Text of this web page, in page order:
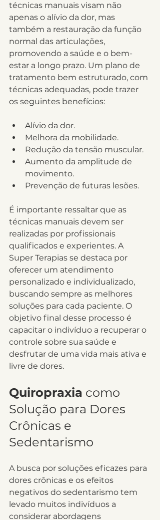
técnicas manuais visam não
apenas o alívio da dor, mas
também a restauração da função
normal das articulações,
promovendo a saúde e o bem-
estar a longo prazo. Um plano de
tratamento bem estruturado, com
técnicas adequadas, pode trazer
os seguintes benefícios:
Alívio da dor.
Melhora da mobilidade.
Redução da tensão muscular.
Aumento da amplitude de
movimento.
Prevenção de futuras lesões.
É importante ressaltar que as
técnicas manuais devem ser
realizadas por profissionais
qualificados e experientes. A
Super Terapias se destaca por
oferecer um atendimento
personalizado e individualizado,
buscando sempre as melhores
soluções para cada paciente. O
objetivo final desse processo é
capacitar o indivíduo a recuperar o
controle sobre sua saúde e
desfrutar de uma vida mais ativa e
livre de dores.
Quiropraxia como
Solução para Dores
Crônicas e
Sedentarismo
A busca por soluções eficazes para
dores crônicas e os efeitos
negativos do sedentarismo tem
levado muitos indivíduos a
considerar abordagens